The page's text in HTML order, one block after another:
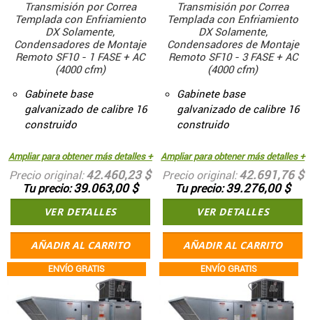
Transmisión por Correa
Templada con Enfriamiento
DX Solamente,
Condensadores de Montaje
Remoto SF10 - 1 FASE + AC
(4000 cfm)
Gabinete base
galvanizado de calibre 16
construido
Ampliar para obtener más detalles +
Precio original 42.460,23 $
Tu precio 39.063,00 $
VER DETALLES
AÑADIR AL CARRITO
Transmisión por Correa
Templada con Enfriamiento
DX Solamente,
Condensadores de Montaje
Remoto SF10 - 3 FASE + AC
(4000 cfm)
Gabinete base
galvanizado de calibre 16
construido
Ampliar para obtener más detalles +
Precio original 42.691,76 $
Tu precio 39.276,00 $
VER DETALLES
AÑADIR AL CARRITO
ENVÍO GRATIS ENVÍO GRATIS